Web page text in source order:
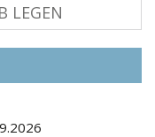
LEGEN